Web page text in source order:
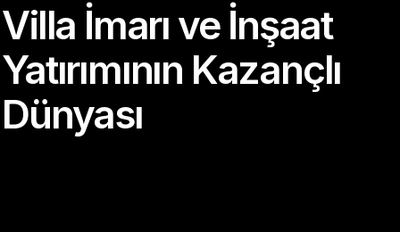
Villa İmarı ve İnşaat
Yatırımının Kazançlı
Dünyası